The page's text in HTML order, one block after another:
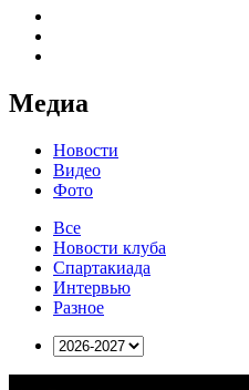
Медиа
Новости
Видео
Фото
Все
Новости клуба
Спартакиада
Интервью
Разное